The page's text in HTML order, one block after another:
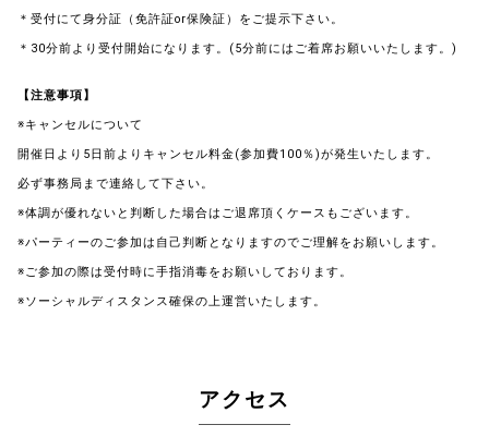
＊受付にて身分証（免許証or保険証）をご提示下さい。
＊30分前より受付開始になります。(5分前にはご着席お願いいたします。)
【注意事項】
※キャンセルについて
開催日より5日前よりキャンセル料金(参加費100％)が発生いたします。
必ず事務局まで連絡して下さい。
※体調が優れないと判断した場合はご退席頂くケースもございます。
※パーティーのご参加は自己判断となりますのでご理解をお願いします。
※ご参加の際は受付時に手指消毒をお願いしております。
※ソーシャルディスタンス確保の上運営いたします。
アクセス